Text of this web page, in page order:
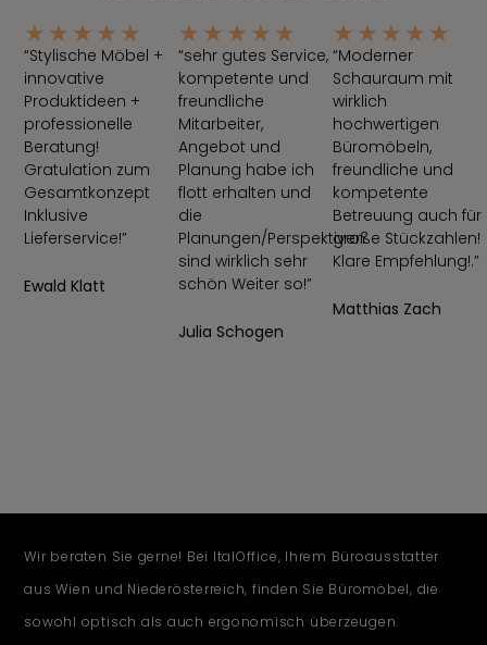
★ ★ ★ ★ ★
“Stylische Möbel +
innovative
Produktideen +
professionelle
Beratung!
Gratulation zum
Gesamtkonzept
Inklusive
Lieferservice!”
Ewald Klatt
★ ★ ★ ★ ★
“sehr gutes Service,
kompetente und
freundliche
Mitarbeiter,
Angebot und
Planung habe ich
flott erhalten und
die
Planungen/Perspektiven
sind wirklich sehr
schön Weiter so!”
Julia Schogen
★ ★ ★ ★ ★
“Moderner
Schauraum mit
wirklich
hochwertigen
Büromöbeln,
freundliche und
kompetente
Betreuung auch für
große Stückzahlen!
Klare Empfehlung!.”
Matthias Zach
Wir beraten Sie gerne! Bei ItalOffice, Ihrem Büroausstatter
aus Wien und Niederösterreich, finden Sie Büromöbel, die
sowohl optisch als auch ergonomisch überzeugen.